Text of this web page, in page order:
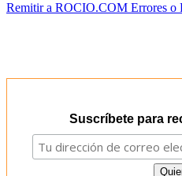
Remitir a ROCIO.COM Errores o
Suscríbete para